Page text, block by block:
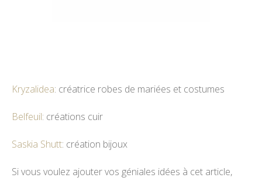
Kryzalidea: créatrice robes de mariées et costumes
Belfeuil: créations cuir
Saskia Shutt: création bijoux
Si vous voulez ajouter vos géniales idées à cet article,